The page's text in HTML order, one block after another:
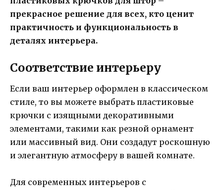
прекрасное решение для всех, кто ценит
практичность и функциональность в
деталях интерьера.
Соответствие интерьеру
Если ваш интерьер оформлен в классическом
стиле, то вы можете выбрать пластиковые
крючки с изящными декоративными
элементами, такими как резной орнамент
или массивный вид. Они создадут роскошную
и элегантную атмосферу в вашей комнате.
Для современных интерьеров с